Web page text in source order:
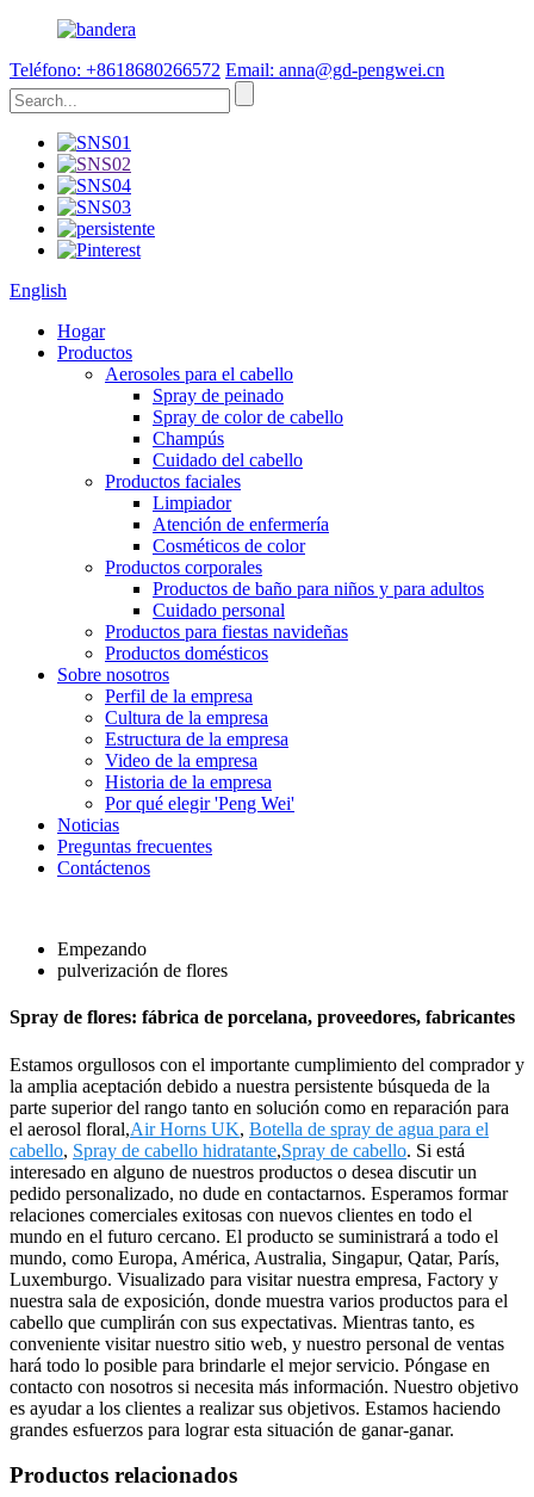
Teléfono: +8618680266572 Email: anna@gd-pengwei.cn
English
Hogar
Productos
Aerosoles para el cabello
Spray de peinado
Spray de color de cabello
Champús
Cuidado del cabello
Productos faciales
Limpiador
Atención de enfermería
Cosméticos de color
Productos corporales
Productos de baño para niños y para adultos
Cuidado personal
Productos para fiestas navideñas
Productos domésticos
Sobre nosotros
Perfil de la empresa
Cultura de la empresa
Estructura de la empresa
Video de la empresa
Historia de la empresa
Por qué elegir 'Peng Wei'
Noticias
Preguntas frecuentes
Contáctenos
Empezando
pulverización de flores
Spray de flores: fábrica de porcelana, proveedores, fabricantes
Estamos orgullosos con el importante cumplimiento del comprador y
la amplia aceptación debido a nuestra persistente búsqueda de la
parte superior del rango tanto en solución como en reparación para
el aerosol floral,Air Horns UK, Botella de spray de agua para el
cabello, Spray de cabello hidratante,Spray de cabello. Si está
interesado en alguno de nuestros productos o desea discutir un
pedido personalizado, no dude en contactarnos. Esperamos formar
relaciones comerciales exitosas con nuevos clientes en todo el
mundo en el futuro cercano. El producto se suministrará a todo el
mundo, como Europa, América, Australia, Singapur, Qatar, París,
Luxemburgo. Visualizado para visitar nuestra empresa, Factory y
nuestra sala de exposición, donde muestra varios productos para el
cabello que cumplirán con sus expectativas. Mientras tanto, es
conveniente visitar nuestro sitio web, y nuestro personal de ventas
hará todo lo posible para brindarle el mejor servicio. Póngase en
contacto con nosotros si necesita más información. Nuestro objetivo
es ayudar a los clientes a realizar sus objetivos. Estamos haciendo
grandes esfuerzos para lograr esta situación de ganar-ganar.
Productos relacionados